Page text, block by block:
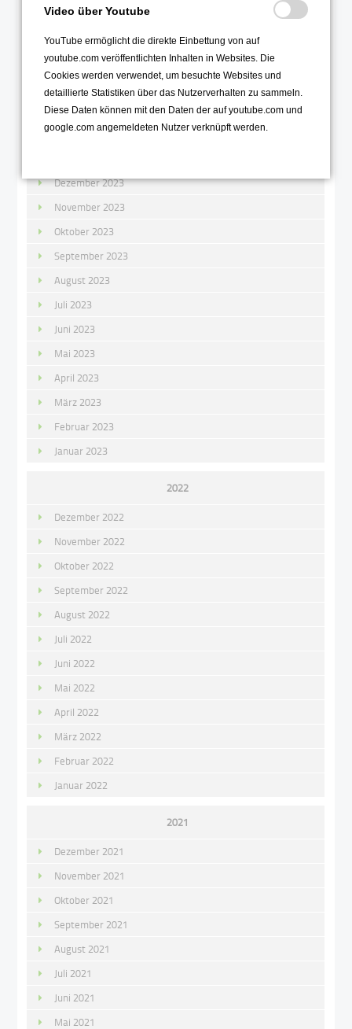
Mai 2024
April 2024
Februar 2024
Januar 2024
Dezember 2023
November 2023
Oktober 2023
September 2023
August 2023
Juli 2023
Juni 2023
Mai 2023
April 2023
März 2023
Februar 2023
Januar 2023
2022
Dezember 2022
November 2022
Oktober 2022
September 2022
August 2022
Juli 2022
Juni 2022
Mai 2022
April 2022
März 2022
Februar 2022
Januar 2022
2021
Dezember 2021
November 2021
Oktober 2021
September 2021
August 2021
Juli 2021
Juni 2021
Mai 2021
Video über Youtube
YouTube ermöglicht die direkte Einbettung von auf
youtube.com veröffentlichten Inhalten in Websites. Die
Cookies werden verwendet, um besuchte Websites und
detaillierte Statistiken über das Nutzerverhalten zu sammeln.
Diese Daten können mit den Daten der auf youtube.com und
google.com angemeldeten Nutzer verknüpft werden.